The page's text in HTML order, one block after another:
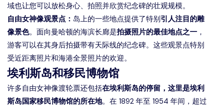
域也让您可以放松身心、拍照并欣赏纪念碑的壮观规模。
自由女神像观景点： 岛上的一些地点提供了特别引人注目的雕
像景色。面向曼哈顿的海滨长廊是拍摄照片的最佳地点之一 ，
游客可以在其身后拍摄带有天际线的纪念碑。这些观景点特别
受近距离照片和海港全景照片的欢迎。
埃利斯岛和移民博物馆
许多自由女神像渡轮票还包括在埃利斯岛的停留，这里是埃利
斯岛国家移民博物馆的所在地。在 1892 年至 1954 年间，超过